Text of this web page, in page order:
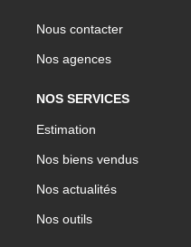
Nous contacter
Nos agences
NOS SERVICES
Estimation
Nos biens vendus
Nos actualités
Nos outils